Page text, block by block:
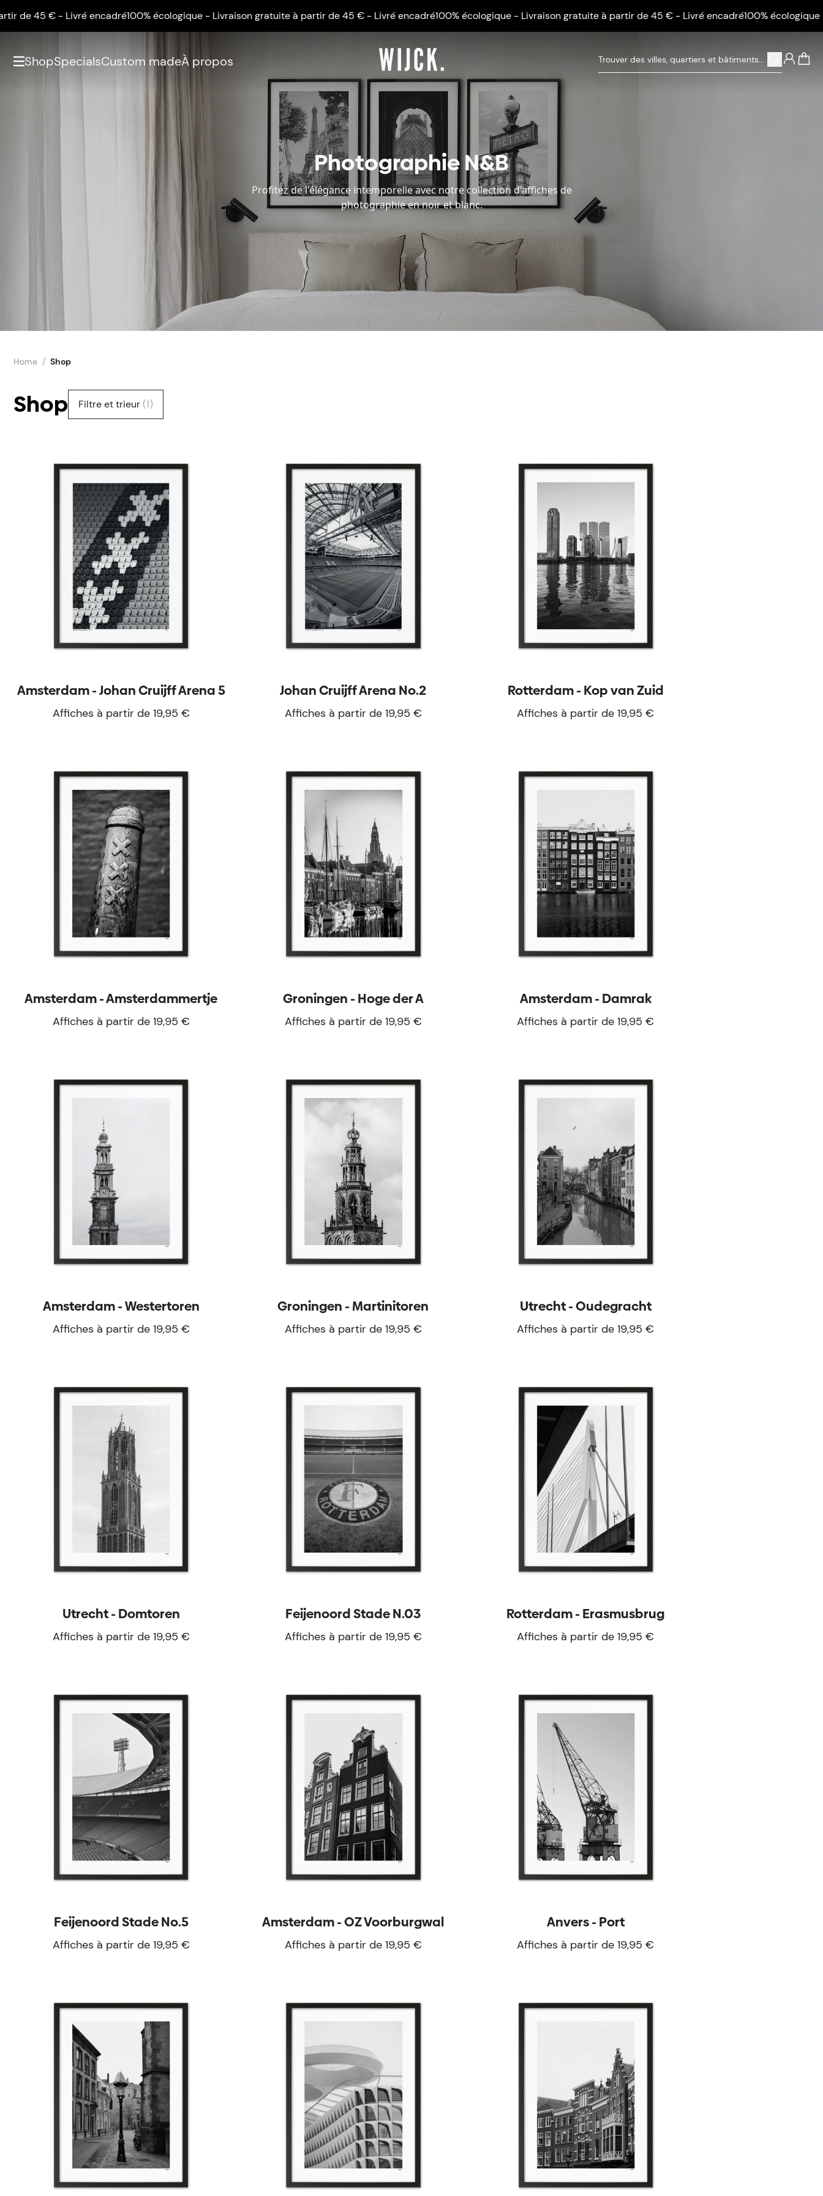
€ - Livré encadré100% écologique - Livraison gratuite à partir de 45 € - Livré encadré100% écologique - Livraison gratuite à partir de 45 € - Livré encadré100% écologique -
ShopSpecialsCustom madeÀ propos
Photographie N&B
Profitez de l'élégance intemporelle avec notre collection d'affiches de
photographie en noir et blanc.
Home Shop
Shop Filtre et trieur (1)
Amsterdam - Johan Cruijff Arena 5
Affiches à partir de 19,95 €
Johan Cruijff Arena No.2
Affiches à partir de 19,95 €
Rotterdam - Kop van Zuid
Affiches à partir de 19,95 €
Amsterdam - Amsterdammertje
Affiches à partir de 19,95 €
Groningen - Hoge der A
Affiches à partir de 19,95 €
Amsterdam - Damrak
Affiches à partir de 19,95 €
Amsterdam - Westertoren
Affiches à partir de 19,95 €
Groningen - Martinitoren
Affiches à partir de 19,95 €
Utrecht - Oudegracht
Affiches à partir de 19,95 €
Utrecht - Domtoren
Affiches à partir de 19,95 €
Feijenoord Stade N.03
Affiches à partir de 19,95 €
Rotterdam - Erasmusbrug
Affiches à partir de 19,95 €
Feijenoord Stade No.5
Affiches à partir de 19,95 €
Amsterdam - OZ Voorburgwal
Affiches à partir de 19,95 €
Anvers - Port
Affiches à partir de 19,95 €